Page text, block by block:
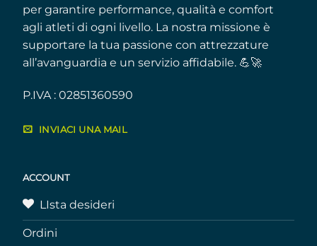
per garantire performance, qualità e comfort
agli atleti di ogni livello. La nostra missione è
supportare la tua passione con attrezzature
all’avanguardia e un servizio affidabile. 💪🚀
P.IVA : 02851360590
INVIACI UNA MAIL
ACCOUNT
LIsta desideri
Ordini